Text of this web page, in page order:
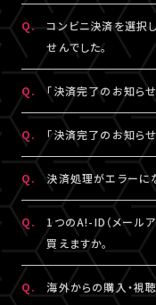
支払番号は、「マイペ
おりますので、メー
にお手続きください。
「マイページ」に記
再度、チケット販売ペ
「支払い方法・コンビ
を押してください。
コンビニ決済のキャン
情報」にアクセスい
表示されます。
こちらより、改めてお
※コンビニ決済のキ
※「決済取消中」のア
ません。
A.
コンビニ決済未入金
に変更していただけま
「マイページ」内「チ
ケットを選択。
「支払い方法・コンビ
を押してください。
コンビニ決済のキャン
情報」にアクセスい
表示されます。
こちらより、クレジッ
ださい。
※コンビニ決済のキャ
※「決済取消中」の
Q.
コンビニ決済を選択
せんでした。
支払い期限を過ぎて
らご購入手続きをお
Q. 「決済完了のお知ら
A.
「決済完了のお知ら
ご登録いただいたA!-
【@liveship.tokyo】
“迷惑メール”として
認ください。
「決済完了のお知ら
「チケット購入情報」
Q. 「決済完了のお知ら
A.
「決済完了のお知ら
トを重複してご購入
詳細を記載のうえ、こ
Q. 決済処理がエラーに
A.
▼コンビニ決済にて、
「髙」・「﨑」のよう
コンビニシステム側
ことがあります。環
本情報」内「会員情報
Q.
1つのA!-ID（メール
買えますか。
A.
1つのA!-ID（メールア
は、ご本人様の1枚分
Q. 海外からの購入・視